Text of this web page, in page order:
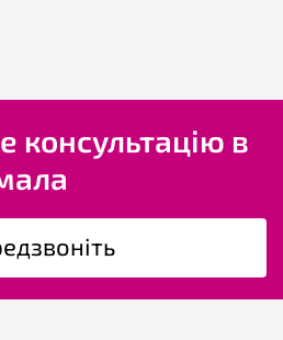
скейти,Drop Deck скейти,
скейти,Скейти для дорослих,
консультацію в